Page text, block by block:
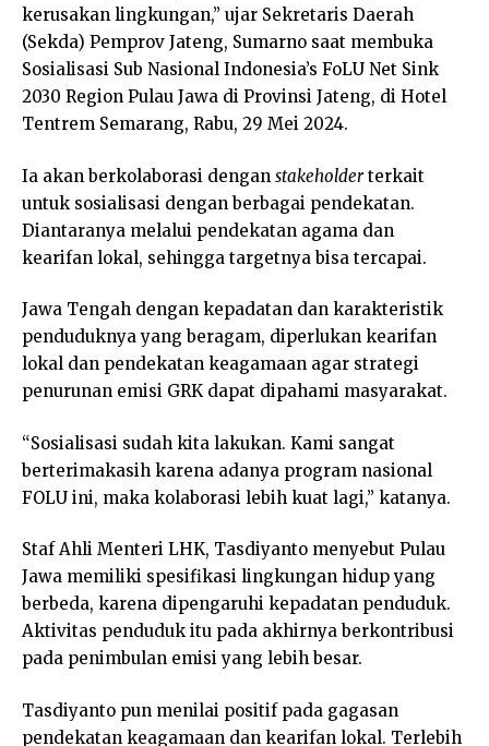
kerusakan lingkungan,” ujar Sekretaris Daerah
(Sekda) Pemprov Jateng, Sumarno saat membuka
Sosialisasi Sub Nasional Indonesia’s FoLU Net Sink
2030 Region Pulau Jawa di Provinsi Jateng, di Hotel
Tentrem Semarang, Rabu, 29 Mei 2024.
Ia akan berkolaborasi dengan stakeholderterkait
untuk sosialisasi dengan berbagai pendekatan.
Diantaranya melalui pendekatan agama dan
kearifan lokal, sehingga targetnya bisa tercapai.
Jawa Tengah dengan kepadatan dan karakteristik
penduduknya yang beragam, diperlukan kearifan
lokal dan pendekatan keagamaan agar strategi
penurunan emisi GRK dapat dipahami masyarakat.
“Sosialisasi sudah kita lakukan. Kami sangat
berterimakasih karena adanya program nasional
FOLU ini, maka kolaborasi lebih kuat lagi,” katanya.
Staf Ahli Menteri LHK, Tasdiyanto menyebut Pulau
Jawa memiliki spesifikasi lingkungan hidup yang
berbeda, karena dipengaruhi kepadatan penduduk.
Aktivitas penduduk itu pada akhirnya berkontribusi
pada penimbulan emisi yang lebih besar.
Tasdiyanto pun menilai positif pada gagasan
pendekatan keagamaan dan kearifan lokal. Terlebih